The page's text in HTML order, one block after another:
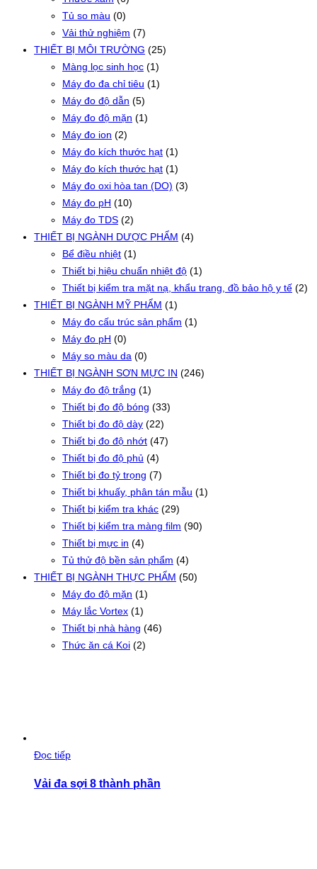
Tủ so màu (0)
Vải thử nghiệm (7)
THIẾT BỊ MÔI TRƯỜNG (25)
Màng lọc sinh học (1)
Máy đo đa chỉ tiêu (1)
Máy đo độ dẫn (5)
Máy đo độ mặn (1)
Máy đo ion (2)
Máy đo kích thước hạt (1)
Máy đo kích thước hạt (1)
Máy đo oxi hòa tan (DO) (3)
Máy đo pH (10)
Máy đo TDS (2)
THIẾT BỊ NGÀNH DƯỢC PHẨM (4)
Bể điều nhiệt (1)
Thiết bị hiệu chuẩn nhiệt độ (1)
Thiết bị kiểm tra mặt nạ, khẩu trang, đồ bảo hộ y tế (2)
THIẾT BỊ NGÀNH MỸ PHẨM (1)
Máy đo cấu trúc sản phẩm (1)
Máy đo pH (0)
Máy so màu da (0)
THIẾT BỊ NGÀNH SƠN MỰC IN (246)
Máy đo độ trắng (1)
Thiết bị đo độ bóng (33)
Thiết bị đo độ dày (22)
Thiết bị đo độ nhớt (47)
Thiết bị đo độ phủ (4)
Thiết bị đo tỷ trọng (7)
Thiết bị khuấy, phân tán mẫu (1)
Thiết bị kiểm tra khác (29)
Thiết bị kiểm tra màng film (90)
Thiết bị mực in (4)
Tủ thử độ bền sản phẩm (4)
THIẾT BỊ NGÀNH THỰC PHẨM (50)
Máy đo độ mặn (1)
Máy lắc Vortex (1)
Thiết bị nhà hàng (46)
Thức ăn cá Koi (2)
Đọc tiếp
Vải đa sợi 8 thành phần